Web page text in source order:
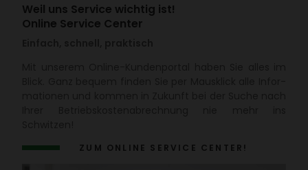
Weil uns Service wichtig ist!
Online Service Center
ZUM ONLINE SERVICE CENTER!